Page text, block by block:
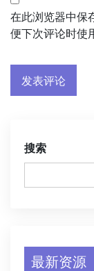
在此浏览器中保
便下次评论时使
搜索
最新资源